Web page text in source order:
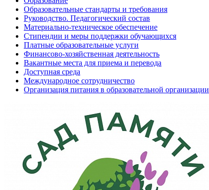
Образовательные стандарты и требования
Руководство. Педагогический состав
Материально-техническое обеспечение
Стипендии и меры поддержки обучающихся
Платные образовательные услуги
Финансово-хозяйственная деятельность
Вакантные места для приема и перевода
Доступная среда
Международное сотрудничество
Организация питания в образовательной организации